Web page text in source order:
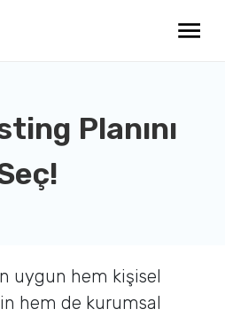
Planını
uygun hem kişisel
hem de kurumsal